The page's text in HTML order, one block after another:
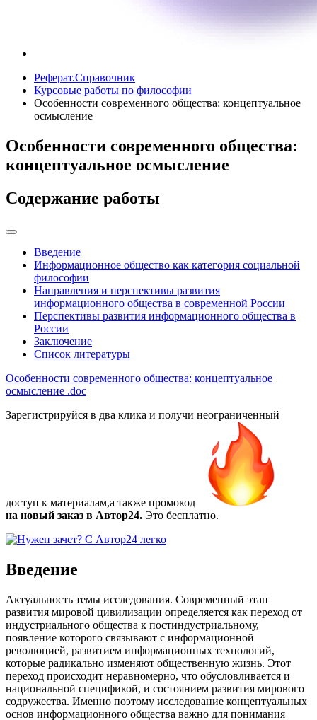
Реферат.Справочник
Курсовые работы по философии
Особенности современного общества: концептуальное
осмысление
Особенности современного общества:
концептуальное осмысление
Содержание работы
Введение
Информационное общество как категория социальной
философии
Направления и перспективы развития
информационного общества в современной России
Перспективы развития информационного общества в
России
Заключение
Список литературы
Особенности современного общества: концептуальное
осмысление .doc
Зарегистрируйся в два клика и получи неограниченный
доступ к материалам,а также промокод
на новый заказ в Автор24. Это бесплатно.
Введение
Актуальность темы исследования. Современный этап
развития мировой цивилизации определяется как переход от
индустриального общества к постиндустриальному,
появление которого связывают с информационной
революцией, развитием информационных технологий,
которые радикально изменяют общественную жизнь. Этот
переход происходит неравномерно, что обусловливается и
национальной спецификой, и состоянием развития мирового
содружества. Именно поэтому исследование концептуальных
основ информационного общества важно для понимания